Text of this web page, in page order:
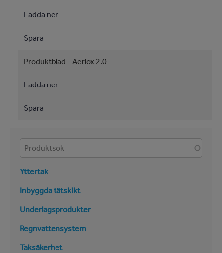
Produkter
Yttertak
Inbyggda tätskikt
Underlagsprodukter
Regnvattensystem
Taksäkerhet
Ladda ner
Spara
Produktblad - Aerlox 2.0
Ladda ner
Spara